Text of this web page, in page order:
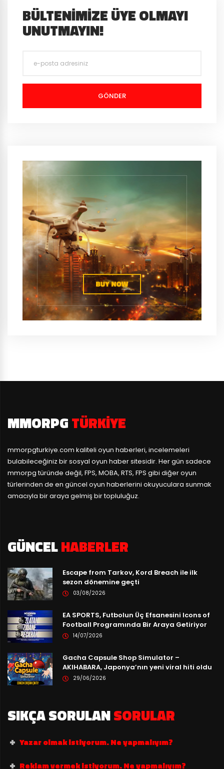
BÜLTENIMIZE ÜYE OLMAYI
UNUTMAYIN!
MMORPGTÜRKIYE
mmorpgturkiye.com kaliteli oyun haberleri, incelemeleri
bulabileceğiniz bir sosyal oyun haber sitesidir. Her gün sadece
mmorpg türünde değil, FPS, MOBA, RTS, FPS gibi diğer oyun
türlerinden de en güncel oyun haberlerini okuyuculara sunmak
amacıyla bir araya gelmiş bir topluluğuz.
GÜNCELHABERLER
Escape from Tarkov, Kord Breach ile ilk
sezon dönemine geçti
03/08/2026
EA SPORTS, Futbolun Üç Efsanesini Icons of
Football Programında Bir Araya Getiriyor
14/07/2026
Gacha Capsule Shop Simulator –
AKIHABARA, Japonya’nın yeni viral hiti oldu
29/06/2026
SIKÇA SORULANSORULAR
Yazar olmak istiyorum. Ne yapmalıyım?
Reklam vermek istiyorum. Ne yapmalıyım?